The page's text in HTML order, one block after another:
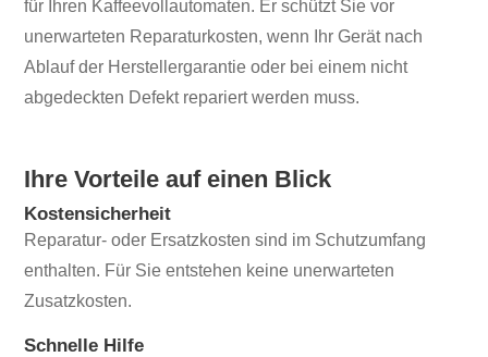
für Ihren Kaffeevollautomaten. Er schützt Sie vor
unerwarteten Reparaturkosten, wenn Ihr Gerät nach
Ablauf der Herstellergarantie oder bei einem nicht
abgedeckten Defekt repariert werden muss.
Ihre Vorteile auf einen Blick
Kostensicherheit
Reparatur- oder Ersatzkosten sind im Schutzumfang
enthalten. Für Sie entstehen keine unerwarteten
Zusatzkosten.
Schnelle Hilfe